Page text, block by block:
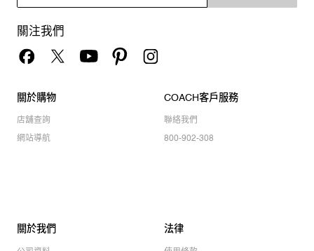
關注我們
關於購物
店舖查詢
網站導航
COACH客戶服務
聯絡我們
800-902-308
關於我們 法律